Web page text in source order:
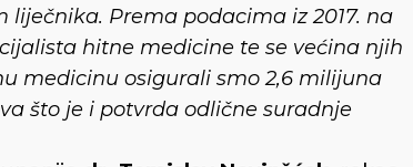
Prema podacima iz 2017. na
hitne medicine te se većina njih
medicinu osigurali smo 2,6 milijuna
što je i potvrda odlične suradnje